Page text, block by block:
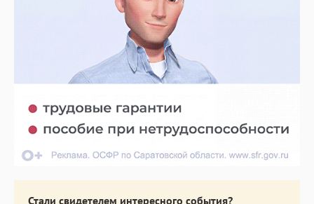
Стали свидетелем интересного события?